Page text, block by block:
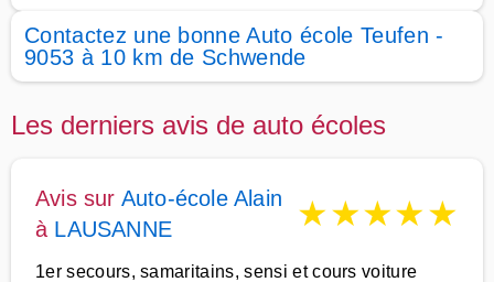
Contactez une bonne Auto école Teufen -
9053 à 10 km de Schwende
Les derniers avis de auto écoles
Avis sur Auto-école Alain
à LAUSANNE ★★★★★
1er secours, samaritains, sensi et cours voiture